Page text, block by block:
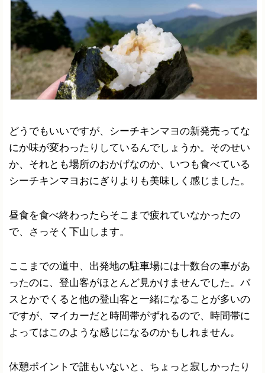
どうでもいいですが、シーチキンマヨの新発売ってな
にか味が変わったりしているんでしょうか。そのせい
か、それとも場所のおかげなのか、いつも食べている
シーチキンマヨおにぎりよりも美味しく感じました。
昼食を食べ終わったらそこまで疲れていなかったの
で、さっそく下山します。
ここまでの道中、出発地の駐車場には十数台の車があ
ったのに、登山客がほとんど見かけませんでした。バ
スとかでくると他の登山客と一緒になることが多いの
ですが、マイカーだと時間帯がずれるので、時間帯に
よってはこのような感じになるのかもしれません。
休憩ポイントで誰もいないと、ちょっと寂しかったり